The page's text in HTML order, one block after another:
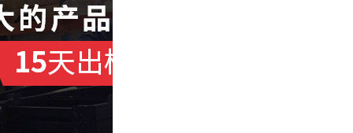
鋼板箱
貨架係統
化工行業